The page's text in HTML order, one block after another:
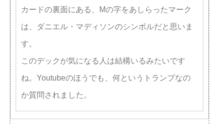
カードの裏面にある、Mの字をあしらったマーク
は、ダニエル・マディソンのシンボルだと思いま
す。
このデックが気になる人は結構いるみたいです
ね。Youtubeのほうでも、何というトランプなの
か質問されました。